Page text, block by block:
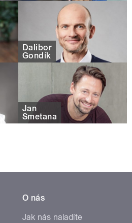
Dalibor
Gondík
Jan
Smetana
O nás
Jak nás naladíte